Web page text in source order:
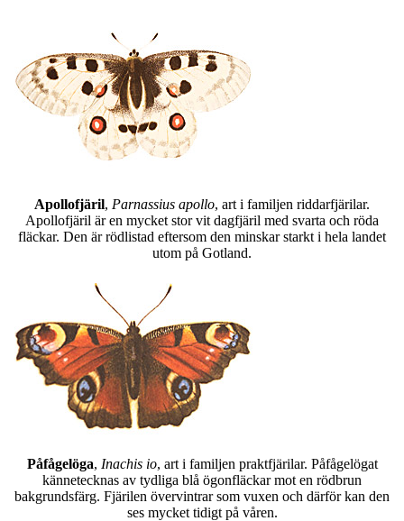
Apollofjäril, Parnassius apollo, art i familjen riddarfjärilar.
Apollofjäril är en mycket stor vit dagfjäril med svarta och röda
fläckar. Den är rödlistad eftersom den minskar starkt i hela landet
utom på Gotland.
Påfågelöga, Inachis io, art i familjen praktfjärilar. Påfågelögat
kännetecknas av tydliga blå ögonfläckar mot en rödbrun
bakgrundsfärg. Fjärilen övervintrar som vuxen och därför kan den
ses mycket tidigt på våren.